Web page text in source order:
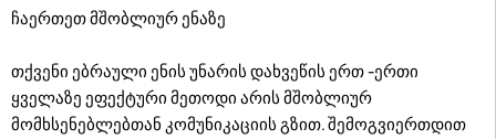
ჩაერთეთ მშობლიურ ენაზე
თქვენი ებრაული ენის უნარის დახვეწის ერთ -ერთი
ყველაზე ეფექტური მეთოდი არის მშობლიურ
მომხსენებლებთან კომუნიკაციის გზით. შემოგვიერთდით